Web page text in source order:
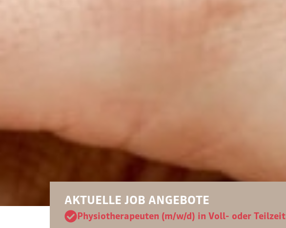
AKTUELLE JOB ANGEBOTE
Physiotherapeuten (m/w/d) in Voll- oder Teilzeit